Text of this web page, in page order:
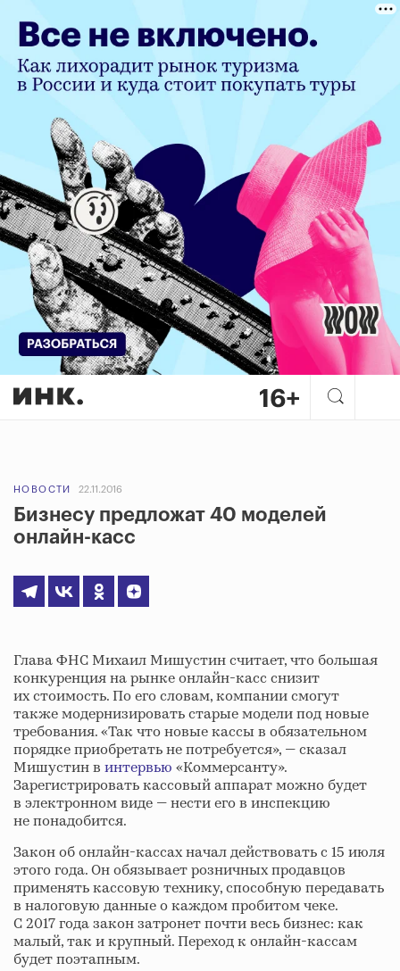
НОВОСТИ 22.11.2016
Бизнесу предложат 40 моделей
онлайн-касс
Глава ФНС Михаил Мишустин считает, что большая
конкуренция на рынке онлайн-касс снизит
их стоимость. По его словам, компании смогут
также модернизировать старые модели под новые
требования. «Так что новые кассы в обязательном
порядке приобретать не потребуется», — сказал
Мишустин в интервью «Коммерсанту».
Зарегистрировать кассовый аппарат можно будет
в электронном виде — нести его в инспекцию
не понадобится.
Закон об онлайн-кассах начал действовать с 15 июля
этого года. Он обязывает розничных продавцов
применять кассовую технику, способную передавать
в налоговую данные о каждом пробитом чеке.
С 2017 года закон затронет почти весь бизнес: как
малый, так и крупный. Переход к онлайн-кассам
будет поэтапным.